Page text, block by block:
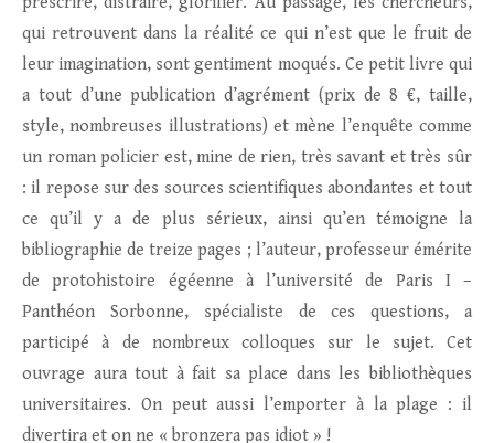
qui retrouvent dans la réalité ce qui n’est que le fruit de
leur imagination, sont gentiment moqués. Ce petit livre qui
a tout d’une publication d’agrément (prix de 8 €, taille,
style, nombreuses illustrations) et mène l’enquête comme
un roman policier est, mine de rien, très savant et très sûr
: il repose sur des sources scientifiques abondantes et tout
ce qu’il y a de plus sérieux, ainsi qu’en témoigne la
bibliographie de treize pages ; l’auteur, professeur émérite
de protohistoire égéenne à l’université de Paris I –
Panthéon Sorbonne, spécialiste de ces questions, a
participé à de nombreux colloques sur le sujet. Cet
ouvrage aura tout à fait sa place dans les bibliothèques
universitaires. On peut aussi l’emporter à la plage : il
divertira et on ne « bronzera pas idiot » !